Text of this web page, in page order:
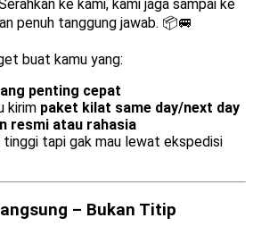
ke kami, kami jaga sampai ke
penuh tanggung jawab. 📦🚐
buat kamu yang:
penting cepat
kirim paket kilat same day/next day
resmi atau rahasia
tinggi tapi gak mau lewat ekspedisi
– Bukan Titip